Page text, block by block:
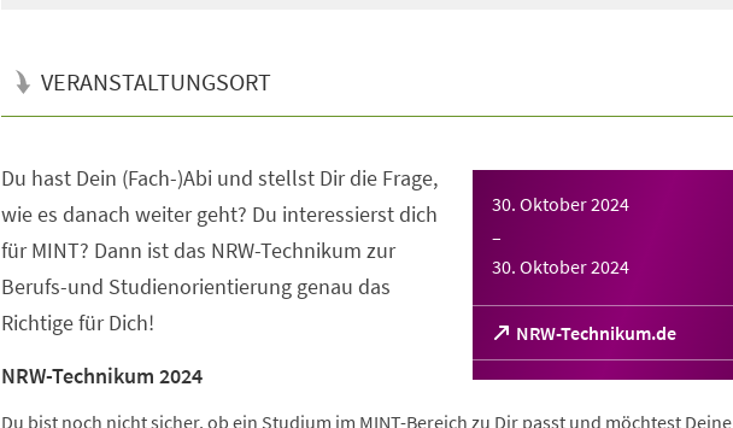
VERANSTALTUNGSORT
30. Oktober 2024
–
30. Oktober 2024
NRW-Technikum.de
(Öffnet
in
einem
Du hast Dein (Fach-)Abi und stellst Dir die Frage,
wie es danach weiter geht? Du interessierst dich
für MINT? Dann ist das NRW-Technikum zur
Berufs-und Studienorientierung genau das
Richtige für Dich!
NRW-Technikum 2024
Du bist noch nicht sicher, ob ein Studium im MINT-Bereich zu Dir passt und möchtest Deine